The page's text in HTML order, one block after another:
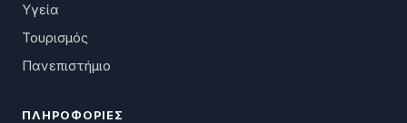
Υγεία
Τουρισμός
Πανεπιστήμιο
ΠΛΗΡΟΦΟΡΊΕΣ